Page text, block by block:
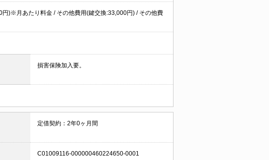
)※月あたり料金 / その他費用(鍵交換:33,000円) / その他費
損害保険加入要。
定借契約：2年0ヶ月間
C01009116-000000460224650-0001